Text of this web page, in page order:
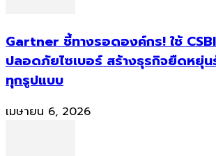
Gartner ชี้ทางรอดองค์กร! ใช้
ปลอดภัยไซเบอร์ สร้างธุรกิจยืดหยุ่
ทุกรูปแบบ
เมษายน 6, 2026